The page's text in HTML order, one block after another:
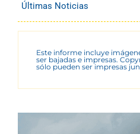
Últimas Noticias
Este informe incluye
ser bajadas e impresas.
sólo pueden ser impresas